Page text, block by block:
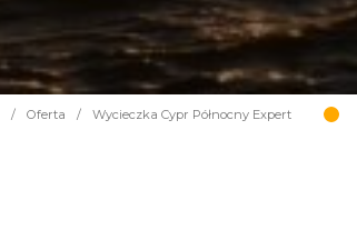
/ Oferta / Wycieczka Cypr Północny Expert